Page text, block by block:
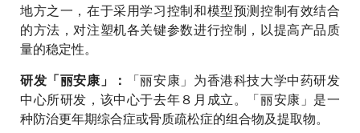
地方之一，在于采用学习控制和模型预测控制有效结合
的方法，对注塑机各关键参数进行控制，以提高产品质
量的稳定性。
研发「丽安康」：
「丽安康」为香港科技大学中药研发
中心所研发，该中心于去年８月成立。「丽安康」是一
种防治更年期综合症或骨质疏松症的组合物及提取物。